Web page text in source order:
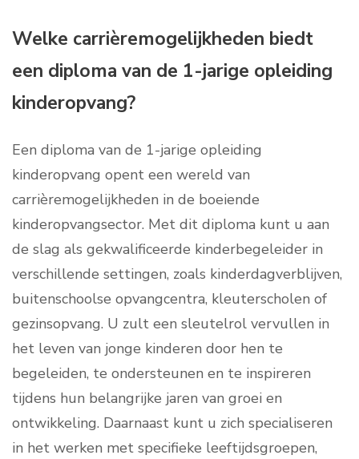
Welke carrièremogelijkheden biedt
een diploma van de 1-jarige opleiding
kinderopvang?
Een diploma van de 1-jarige opleiding
kinderopvang opent een wereld van
carrièremogelijkheden in de boeiende
kinderopvangsector. Met dit diploma kunt u aan
de slag als gekwalificeerde kinderbegeleider in
verschillende settingen, zoals kinderdagverblijven,
buitenschoolse opvangcentra, kleuterscholen of
gezinsopvang. U zult een sleutelrol vervullen in
het leven van jonge kinderen door hen te
begeleiden, te ondersteunen en te inspireren
tijdens hun belangrijke jaren van groei en
ontwikkeling. Daarnaast kunt u zich specialiseren
in het werken met specifieke leeftijdsgroepen,